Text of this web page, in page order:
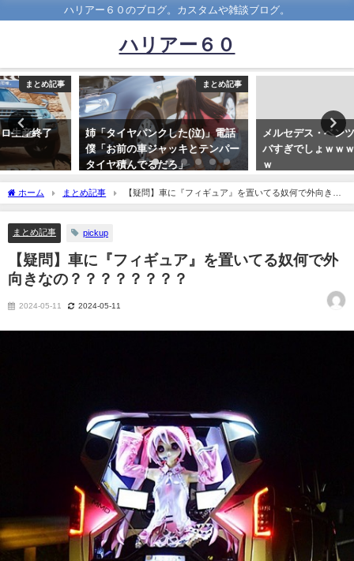
ハリアー６０のブログ。カスタムや雑談ブログ。
ハリアー６０
まとめ記事
姉「タイヤパンクした(泣)」電話
僕「お前の車ジャッキとテンパー
タイヤ積んでるだろ」
メルセデス・ベンツの自動運転ヤ
バすぎでしょｗｗｗｗｗｗｗｗｗ
ｗ
ホーム まとめ記事
【疑問】車に『フィギュア』を置いてる奴何で外向きな
の？？？？？？？？
まとめ記事 pickup
【疑問】車に『フィギュア』を置いてる奴何で外
向きなの？？？？？？？？
2024-05-11 2024-05-11